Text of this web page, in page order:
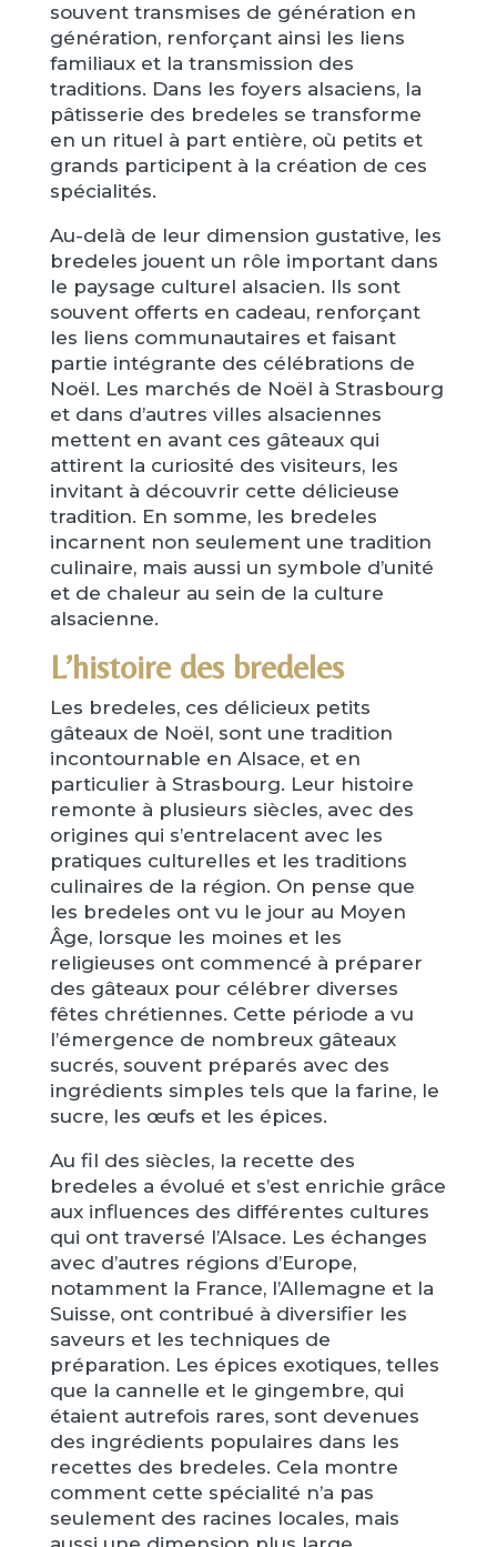
souvent transmises de génération en
génération, renforçant ainsi les liens
familiaux et la transmission des
traditions. Dans les foyers alsaciens, la
pâtisserie des bredeles se transforme
en un rituel à part entière, où petits et
grands participent à la création de ces
spécialités.
Au-delà de leur dimension gustative, les
bredeles jouent un rôle important dans
le paysage culturel alsacien. Ils sont
souvent offerts en cadeau, renforçant
les liens communautaires et faisant
partie intégrante des célébrations de
Noël. Les marchés de Noël à Strasbourg
et dans d’autres villes alsaciennes
mettent en avant ces gâteaux qui
attirent la curiosité des visiteurs, les
invitant à découvrir cette délicieuse
tradition. En somme, les bredeles
incarnent non seulement une tradition
culinaire, mais aussi un symbole d’unité
et de chaleur au sein de la culture
alsacienne.
L’histoire des bredeles
Les bredeles, ces délicieux petits
gâteaux de Noël, sont une tradition
incontournable en Alsace, et en
particulier à Strasbourg. Leur histoire
remonte à plusieurs siècles, avec des
origines qui s’entrelacent avec les
pratiques culturelles et les traditions
culinaires de la région. On pense que
les bredeles ont vu le jour au Moyen
Âge, lorsque les moines et les
religieuses ont commencé à préparer
des gâteaux pour célébrer diverses
fêtes chrétiennes. Cette période a vu
l’émergence de nombreux gâteaux
sucrés, souvent préparés avec des
ingrédients simples tels que la farine, le
sucre, les œufs et les épices.
Au fil des siècles, la recette des
bredeles a évolué et s’est enrichie grâce
aux influences des différentes cultures
qui ont traversé l’Alsace. Les échanges
avec d’autres régions d’Europe,
notamment la France, l’Allemagne et la
Suisse, ont contribué à diversifier les
saveurs et les techniques de
préparation. Les épices exotiques, telles
que la cannelle et le gingembre, qui
étaient autrefois rares, sont devenues
des ingrédients populaires dans les
recettes des bredeles. Cela montre
comment cette spécialité n’a pas
seulement des racines locales, mais